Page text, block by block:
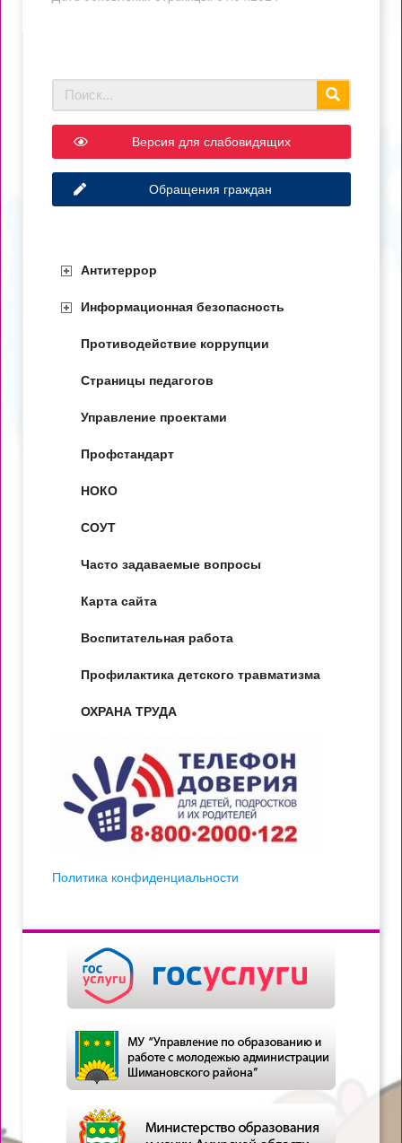
Версия для слабовидящих
Обращения граждан
Антитеррор
Информационная безопасность
Противодействие коррупции
Страницы педагогов
Управление проектами
Профстандарт
НОКО
СОУТ
Часто задаваемые вопросы
Карта сайта
Воспитательная работа
Профилактика детского травматизма
ОХРАНА ТРУДА
Политика конфиденциальности